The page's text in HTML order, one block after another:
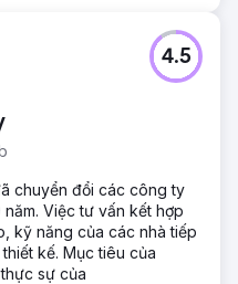
4.5
chuyển đổi các công ty
Việc tư vấn kết hợp
kỹ năng của các nhà tiếp
kế. Mục tiêu của
sự của